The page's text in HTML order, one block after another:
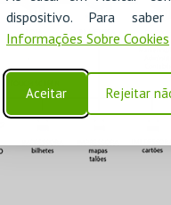
dispositivo. Para
Informações Sobre Cookies
Aceitar Rejeitar